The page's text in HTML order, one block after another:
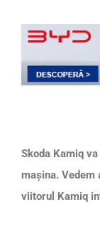
Skoda Kamiq
mașina. Vedem
viitorul Kamiq